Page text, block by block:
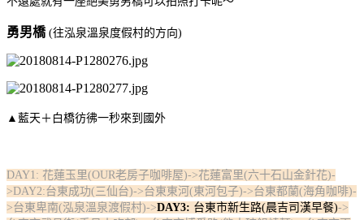
勇男橋(往泓泉溫泉度假村的方向)
▲藍天＋白橋彷彿一秒來到國外
DAY1: 花蓮玉里(OUR老房子咖啡屋)->花蓮富里(六十石山金針花)-
>DAY2:台東成功(三仙台)->台東東河(東河包子)->台東都蘭(海角咖啡)-
>台東卑南(泓泉溫泉渡假村)->DAY3: 台東市新生路(晨吉司漢早餐)->